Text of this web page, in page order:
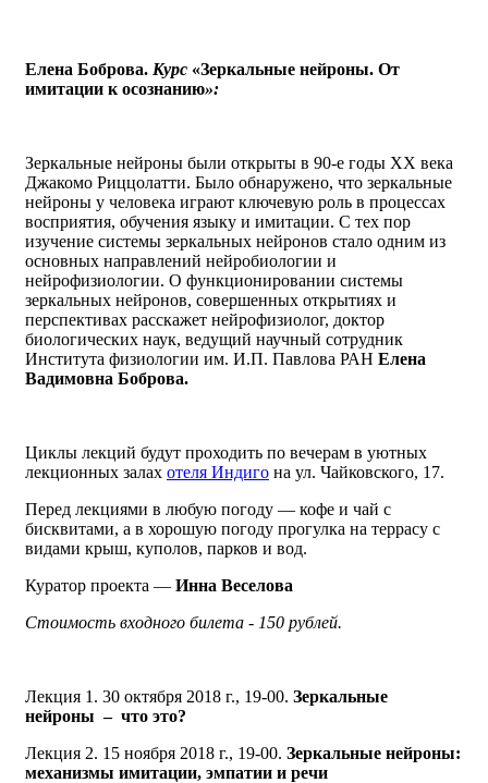
Елена Боброва. Курс «Зеркальные нейроны. От
имитации к осознанию»:
Зеркальные нейроны были открыты в 90-е годы ХХ века
Джакомо Риццолатти. Было обнаружено, что зеркальные
нейроны у человека играют ключевую роль в процессах
восприятия, обучения языку и имитации. С тех пор
изучение системы зеркальных нейронов стало одним из
основных направлений нейробиологии и
нейрофизиологии. О функционировании системы
зеркальных нейронов, совершенных открытиях и
перспективах расскажет нейрофизиолог, доктор
биологических наук, ведущий научный сотрудник
Института физиологии им. И.П. Павлова РАН Елена
Вадимовна Боброва.
Циклы лекций будут проходить по вечерам в уютных
лекционных залах отеля Индиго на ул. Чайковского, 17.
Перед лекциями в любую погоду — кофе и чай с
бисквитами, а в хорошую погоду прогулка на террасу с
видами крыш, куполов, парков и вод.
Куратор проекта — Инна Веселова
Стоимость входного билета - 150 рублей.
Лекция 1. 30 октября 2018 г., 19-00. Зеркальные
нейроны – что это?
Лекция 2. 15 ноября 2018 г., 19-00. Зеркальные нейроны:
механизмы имитации, эмпатии и речи